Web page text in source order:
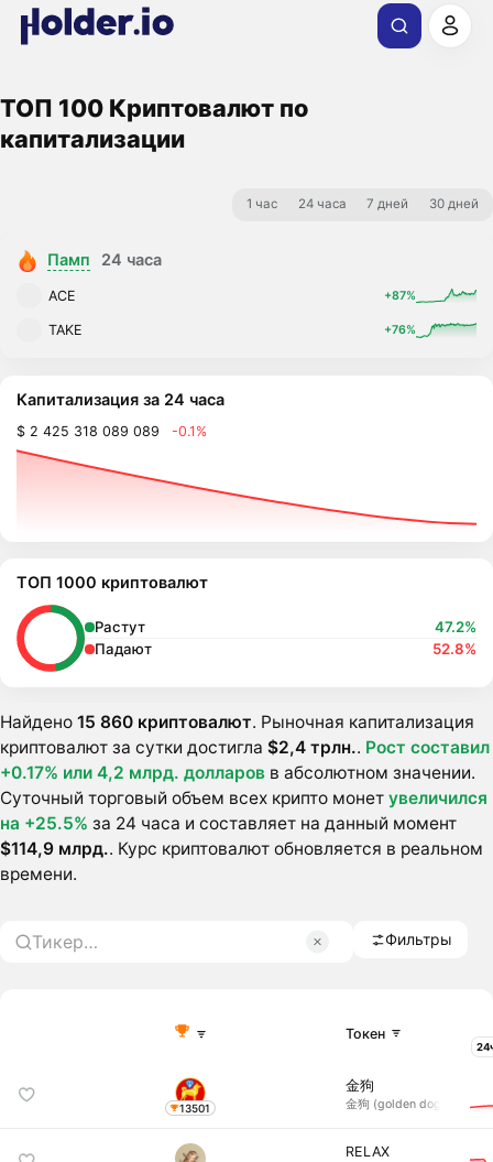
ТОП 100 Криптовалют по
капитализации
1 час 24 часа 7 дней 30 дней
Памп 24 часа
ACE +87%
TAKE +76%
Капитализация за 24 часа
$ 2 425 318 089 089 -0.1%
ТОП 1000 криптовалют
Растут
47.2%
Падают
52.8%
Найдено 15 860 криптовалют. Рыночная капитализация
криптовалют за сутки достигла $2,4 трлн.. Pост составил
+0.17% или 4,2 млрд. долларов в абсолютном значении.
Суточный торговый объем всех крипто монет увеличился
на +25.5% за 24 часа и составляет на данный момент
$114,9 млрд.. Курс криптовалют обновляется в реальном
времени.
Фильтры
Токен
13501
金狗
金狗 (golden dog)
RELAX